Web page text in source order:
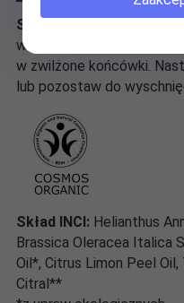
Sposób użycia:
włosów NICAMA na
w zwilżone końcówki.
lub pozostaw do
Skład INCI: Helianthus
Brassica Oleracea Italica
Oil*, Citrus Limon Peel
Citral**